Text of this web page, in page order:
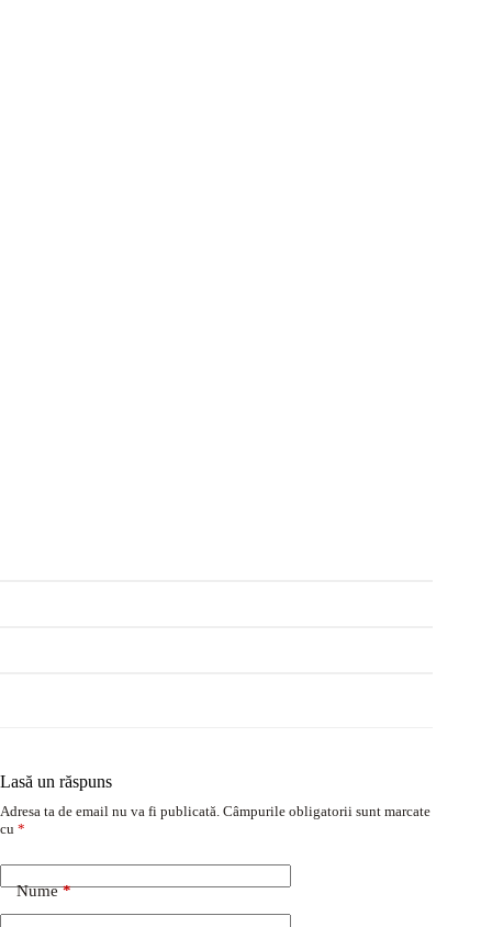
Lasă un răspuns
Adresa ta de email nu va fi publicată. Câmpurile obligatorii sunt marcate
cu *
Nume*